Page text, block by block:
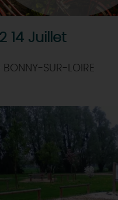
14 Juillet
SUR-LOIRE